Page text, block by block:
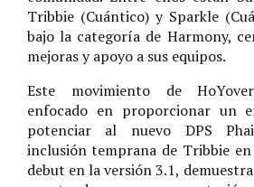
Tribbie (Cuántico) y Sparkle
bajo la categoría de Harmony,
mejoras y apoyo a sus equipos.
Este movimiento de
enfocado en proporcionar un
potenciar al nuevo DPS
inclusión temprana de Tribbie
debut en la versión 3.1,